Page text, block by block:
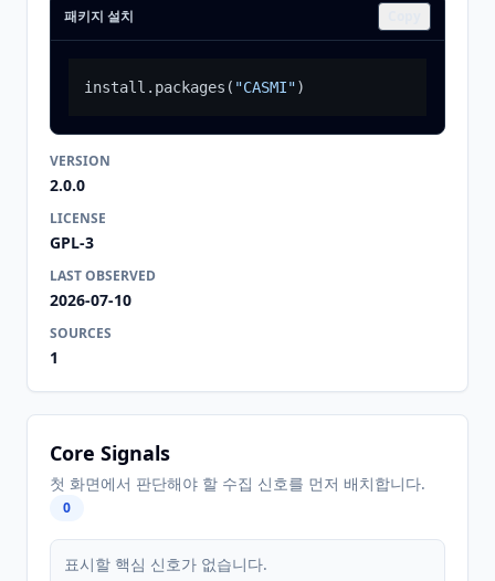
패키지 설치
install.packages ( "CASMI")
VERSION
2.0.0
LICENSE
GPL-3
LAST OBSERVED
2026-07-10
SOURCES
1
Core Signals
첫 화면에서 판단해야 할 수집 신호를 먼저 배치합니다.
0
표시할 핵심 신호가 없습니다.